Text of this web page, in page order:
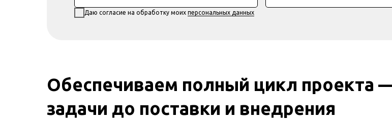
Даю согласие на обработку моих персональных данных
Обеспечиваем полный цикл проекта
задачи до поставки и внедрения